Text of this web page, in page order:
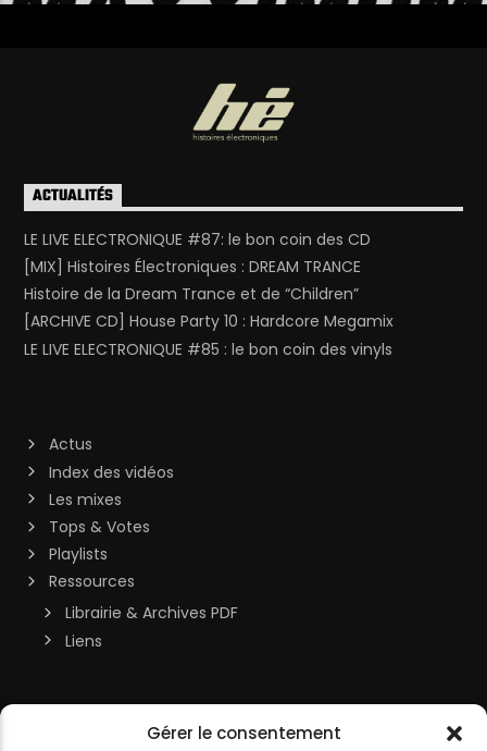
Gérer le consentement
ACTUALITÉS
LE LIVE ELECTRONIQUE #87: le bon coin des CD
[MIX] Histoires Électroniques : DREAM TRANCE
Histoire de la Dream Trance et de “Children”
[ARCHIVE CD] House Party 10 : Hardcore Megamix
LE LIVE ELECTRONIQUE #85 : le bon coin des vinyls
Actus
Index des vidéos
Les mixes
Tops & Votes
Playlists
Ressources
Librairie & Archives PDF
Liens
MON COMPTE